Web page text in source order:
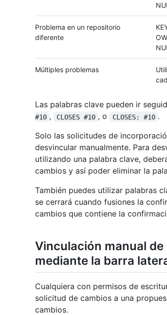
Problema en un repositorio
diferente
Múltiples problemas
Las palabras clave pueden ir
#10 , CLOSES #10 , o CLOSES: #10 .
Solo las solicitudes de
desvincular manualmente. Para
utilizando una palabra clave,
cambios y así poder eliminar la
También puedes utilizar palabras
se cerrará cuando fusiones la
cambios que contiene la
Vinculación manual
mediante la barra
Cualquiera con permisos de
solicitud de cambios a una
cambios.